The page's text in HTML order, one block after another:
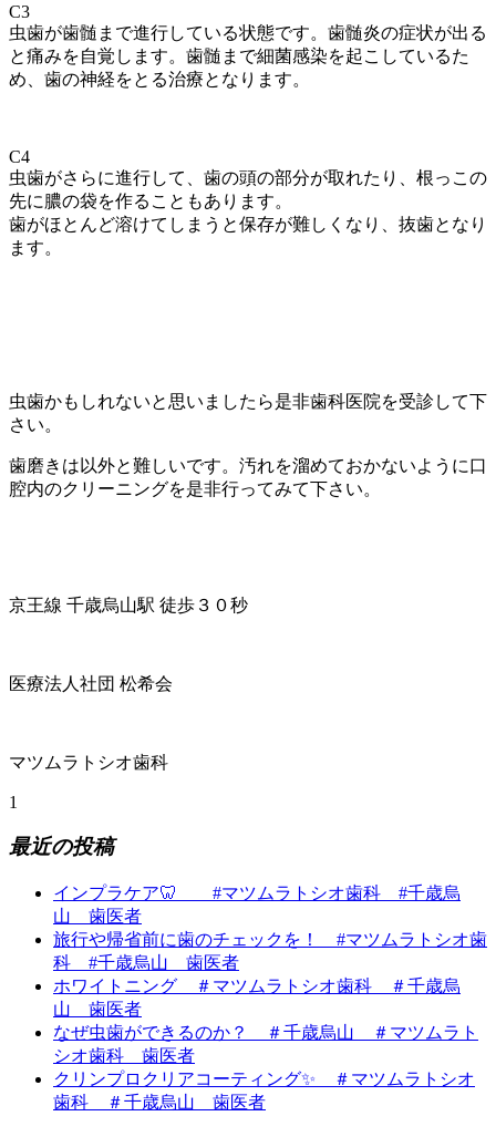
C3
虫歯が歯髄まで進行している状態です。歯髄炎の症状が出る
と痛みを自覚します。歯髄まで細菌感染を起こしているた
め、歯の神経をとる治療となります。
C4
虫歯がさらに進行して、歯の頭の部分が取れたり、根っこの
先に膿の袋を作ることもあります。
歯がほとんど溶けてしまうと保存が難しくなり、抜歯となり
ます。
虫歯かもしれないと思いましたら是非歯科医院を受診して下
さい。
歯磨きは以外と難しいです。汚れを溜めておかないように口
腔内のクリーニングを是非行ってみて下さい。
京王線 千歳烏山駅 徒歩３０秒
医療法人社団 松希会
マツムラトシオ歯科
1
最近の投稿
インプラケア🦷 #マツムラトシオ歯科 #千歳烏
山 歯医者
旅行や帰省前に歯のチェックを！ #マツムラトシオ歯
科 #千歳烏山 歯医者
ホワイトニング ＃マツムラトシオ歯科 ＃千歳烏
山 歯医者
なぜ虫歯ができるのか？ ＃千歳烏山 ＃マツムラト
シオ歯科 歯医者
クリンプロクリアコーティング✨ ＃マツムラトシオ
歯科 ＃千歳烏山 歯医者